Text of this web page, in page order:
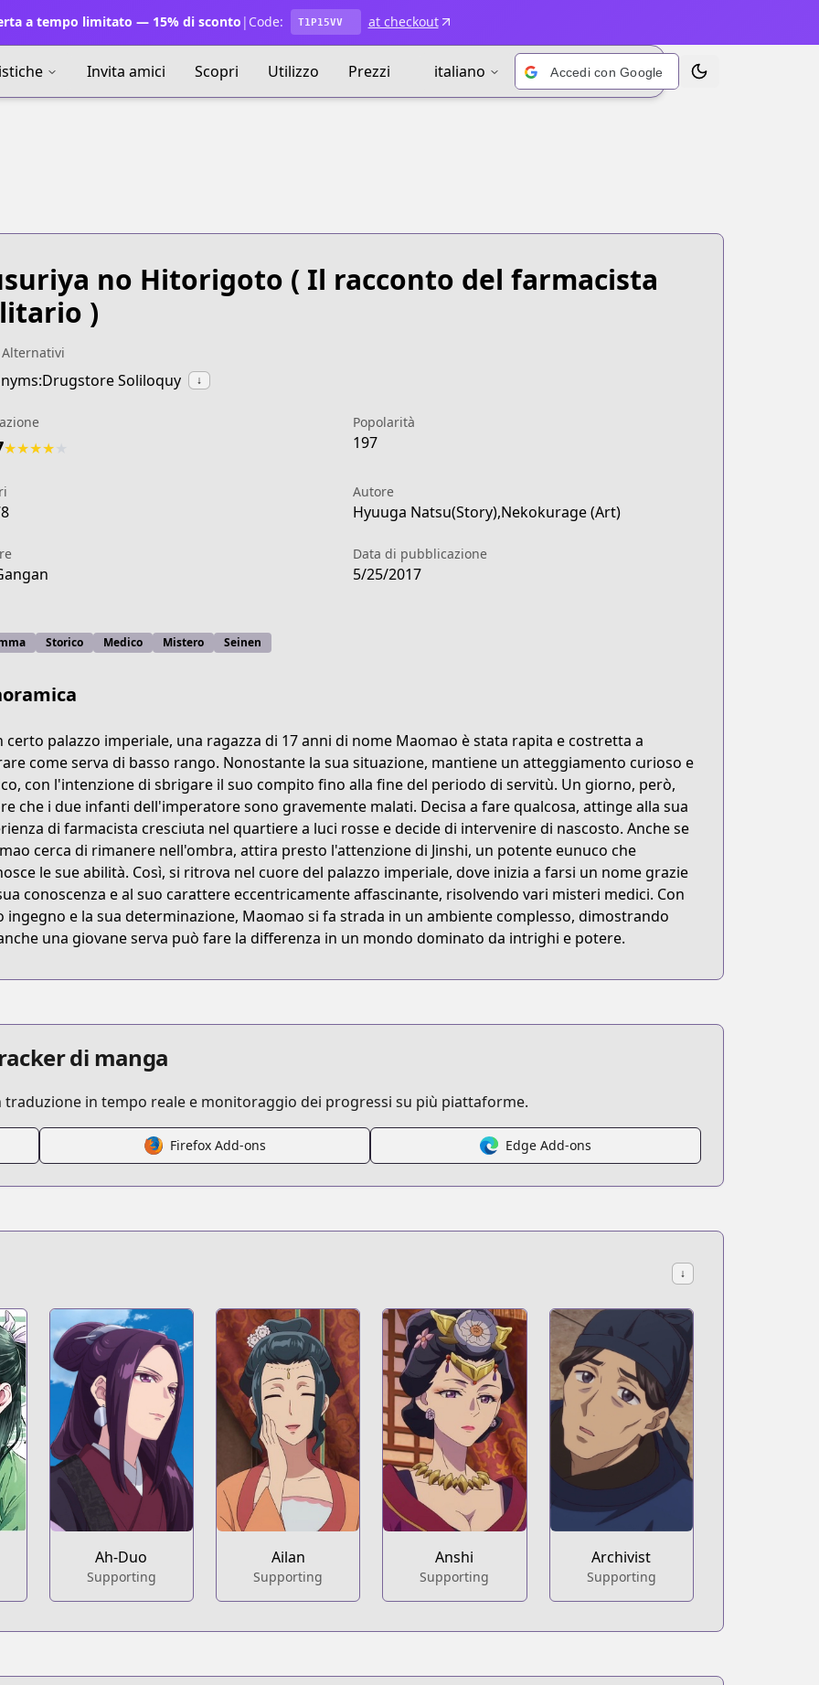
a tempo limitato — 15% di sconto | Code: T1P15VV at checkout
Invita amici Scopri Utilizzo Prezzi italiano Accedi con Google Alterna tema
4f05-8462-7b2083ff9a6c
no-hitorigoto
www.cdjapan.co.jp/product/NEOBK-2665597
carnets-de-l-apothicaire.html
manga/drama/los-diarios-de-la-boticaria
no Hitorigoto ( Il racconto del farmacista
)
Soliloquy ↓
★★★★
Popolarità
197
Autore
Hyuuga Natsu(Story),Nekokurage (Art)
Data di pubblicazione
5/25/2017
Storico Medico Mistero Seinen
certo palazzo imperiale, una ragazza di 17 anni di nome Maomao è stata rapita e costretta a
come serva di basso rango. Nonostante la sua situazione, mantiene un atteggiamento curioso e
con l'intenzione di sbrigare il suo compito fino alla fine del periodo di servitù. Un giorno, però,
che i due infanti dell'imperatore sono gravemente malati. Decisa a fare qualcosa, attinge alla sua
di farmacista cresciuta nel quartiere a luci rosse e decide di intervenire di nascosto. Anche se
cerca di rimanere nell'ombra, attira presto l'attenzione di Jinshi, un potente eunuco che
le sue abilità. Così, si ritrova nel cuore del palazzo imperiale, dove inizia a farsi un nome grazie
conoscenza e al suo carattere eccentricamente affascinante, risolvendo vari misteri medici. Con
ingegno e la sua determinazione, Maomao si fa strada in un ambiente complesso, dimostrando
una giovane serva può fare la differenza in un mondo dominato da intrighi e potere.
di manga
in tempo reale e monitoraggio dei progressi su più piattaforme.
Firefox Add-ons Edge Add-ons
↓
Ah-Duo
Supporting
Ailan
Supporting
Anshi
Supporting
Archivist
Supporting